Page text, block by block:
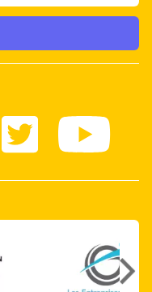
Twitter youtube